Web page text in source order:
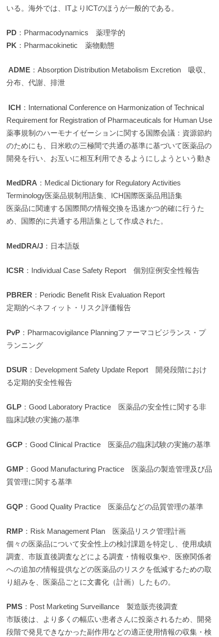
いる。海外では、ITよりICTのほうが一般的である。
PD ：Pharmacodynamics 薬理学的
PK ：Pharmacokinetic 薬物動態
ADME ：Absorption Distribution Metabolism Excretion 吸収、
分布、代謝、排泄
ICH ：International Conference on Harmonization of Technical
Requirement for Registration of Pharmaceuticals for Human Use
薬事規制のハーモナイゼーションに関する国際会議：資源節約
のためにも、日米欧の三極間で共通の基準に基づいて医薬品の
開発を行い、お互いに相互利用できるようにしようという動き
MedDRA ：Medical Dictionary for Regulatory Activities
Terminology医薬品規制用語集、ICH国際医薬品用語集
医薬品に関連する国際間の情報交換を迅速かつ的確に行うた
め、国際的に共通する用語集として作成された。
MedDRA/J ：日本語版
ICSR ：Individual Case Safety Report 個別症例安全性報告
PBRER ：Periodic Benefit Risk Evaluation Report
定期的ベネフィット・リスク評価報告
PvP ：Pharmacovigilance Planningファーマコビジランス・プ
ランニング
DSUR ：Development Safety Update Report 開発段階におけ
る定期的安全性報告
GLP ：Good Laboratory Practice 医薬品の安全性に関する非
臨床試験の実施の基準
GCP ：Good Clinical Practice 医薬品の臨床試験の実施の基準
GMP ：Good Manufacturing Practice 医薬品の製造管理及び品
質管理に関する基準
GQP ：Good Quality Practice 医薬品などの品質管理の基準
RMP ：Risk Management Plan 医薬品リスク管理計画
個々の医薬品について安全性上の検討課題を特定し、使用成績
調査、市販直後調査などによる調査・情報収集や、医療関係者
への追加の情報提供などの医薬品のリスクを低減するための取
り組みを、医薬品ごとに文書化（計画）したもの。
PMS ：Post Marketing Surveillance 製造販売後調査
市販後は、より多くの幅広い患者さんに投薬されるため、開発
段階で発見できなかった副作用などの適正使用情報の収集・検